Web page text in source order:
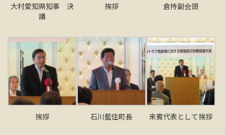
大村愛知県知事 決
議
挨拶 倉持副会頭
挨拶 石川藍住町長 来賓代表として挨拶